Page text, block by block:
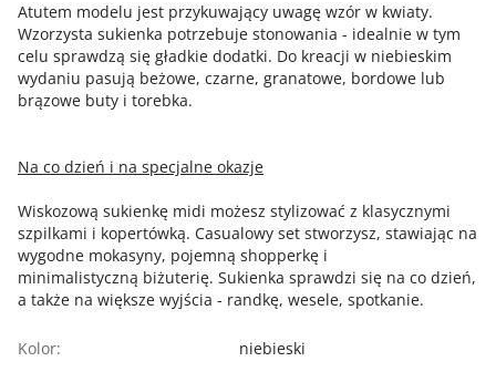
Atutem modelu jest przykuwający uwagę wzór w kwiaty.
Wzorzysta sukienka potrzebuje stonowania - idealnie w tym
celu sprawdzą się gładkie dodatki. Do kreacji w niebieskim
wydaniu pasują beżowe, czarne, granatowe, bordowe lub
brązowe buty i torebka.
Na co dzień i na specjalne okazje
Wiskozową sukienkę midi możesz stylizować z klasycznymi
szpilkami i kopertówką. Casualowy set stworzysz, stawiając na
wygodne mokasyny, pojemną shopperkę i
minimalistyczną biżuterię. Sukienka sprawdzi się na co dzień,
a także na większe wyjścia - randkę, wesele, spotkanie.
Kolor: niebieski